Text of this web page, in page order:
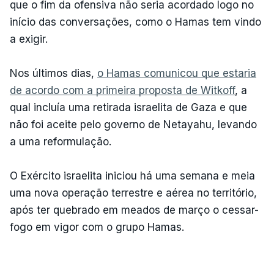
que o fim da ofensiva não seria acordado logo no
início das conversações, como o Hamas tem vindo
a exigir.
Nos últimos dias, o Hamas comunicou que estaria
de acordo com a primeira proposta de Witkoff, a
qual incluía uma retirada israelita de Gaza e que
não foi aceite pelo governo de Netayahu, levando
a uma reformulação.
O Exército israelita iniciou há uma semana e meia
uma nova operação terrestre e aérea no território,
após ter quebrado em meados de março o cessar-
fogo em vigor com o grupo Hamas.